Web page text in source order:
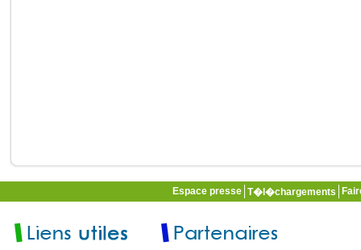
Espace presse T�l�chargements